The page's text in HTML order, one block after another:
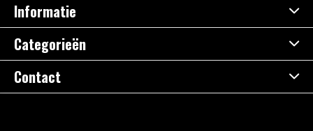
Informatie
Categorieën
Contact